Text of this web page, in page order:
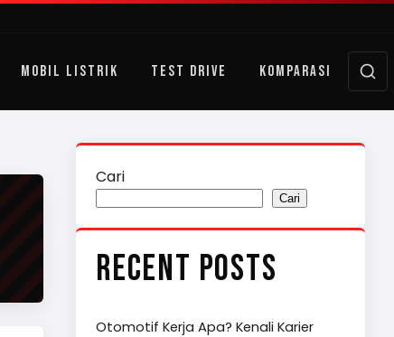
MOBIL LISTRIK TEST DRIVE KOMPARASI
Cari
Cari
RECENT POSTS
Otomotif Kerja Apa? Kenali Karier